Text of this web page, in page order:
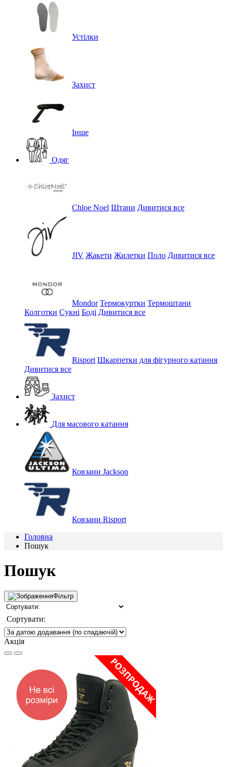
Устілки
Захист
Інше
Одяг
Chloe Noel Штани Дивитися все
JIV Жакети Жилетки Поло Дивитися все
Mondor Термокуртки Термоштани
Колготки Сукні Боді Дивитися все
Risport Шкарпетки для фігурного катання
Дивитися все
Захист
Для масового катання
Ковзани Jackson
Ковзани Risport
Головна
Пошук
Пошук
Фільтр
Сортувати:
Акція